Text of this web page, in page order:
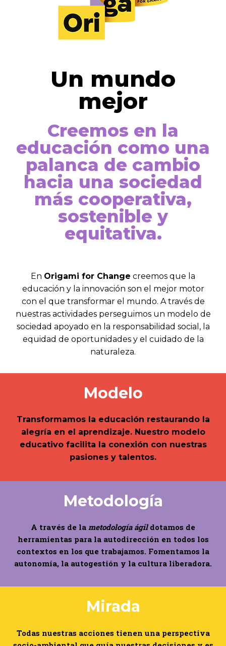
Un mundo
mejor
Creemos en la
educación como una
palanca de cambio
hacia una sociedad
más cooperativa,
sostenible y
equitativa.
En Origami for Change creemos que la
educación y la innovación son el mejor motor
con el que transformar el mundo. A través de
nuestras actividades perseguimos un modelo de
sociedad apoyado en la responsabilidad social, la
equidad de oportunidades y el cuidado de la
naturaleza.
Modelo
Transformamos la educación restaurando la
alegría en el aprendizaje. Nuestro modelo
educativo facilita la conexión con nuestras
pasiones y talentos.
Metodología
A través de la metodología ágildotamos de
herramientas para la autodirección en todos los
contextos en los que trabajamos. Fomentamos la
autonomía, la autogestión y la cultura liberadora.
Mirada
Todas nuestras acciones tienen una perspectiva